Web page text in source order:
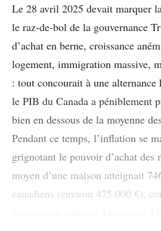
Le 28 avril 2025 devait marquer
le raz-de-bol de la gouvernance
d’achat en berne, croissance
logement, immigration massive,
: tout concourait à une
le PIB du Canada a péniblement
bien en dessous de la moyenne
Pendant ce temps, l’inflation se
grignotant le pouvoir d’achat des
moyen d’une maison atteignait
canadiens (environ 475 000 €),